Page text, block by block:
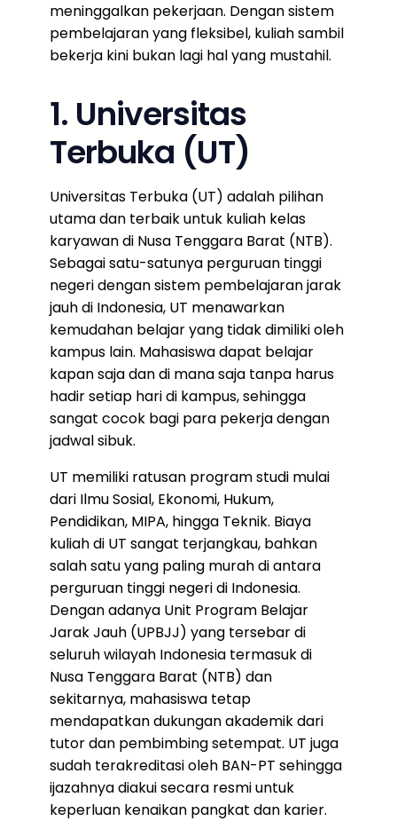
meninggalkan pekerjaan. Dengan sistem
pembelajaran yang fleksibel, kuliah sambil
bekerja kini bukan lagi hal yang mustahil.
1. Universitas
Terbuka (UT)
Universitas Terbuka (UT) adalah pilihan
utama dan terbaik untuk kuliah kelas
karyawan di Nusa Tenggara Barat (NTB).
Sebagai satu-satunya perguruan tinggi
negeri dengan sistem pembelajaran jarak
jauh di Indonesia, UT menawarkan
kemudahan belajar yang tidak dimiliki oleh
kampus lain. Mahasiswa dapat belajar
kapan saja dan di mana saja tanpa harus
hadir setiap hari di kampus, sehingga
sangat cocok bagi para pekerja dengan
jadwal sibuk.
UT memiliki ratusan program studi mulai
dari Ilmu Sosial, Ekonomi, Hukum,
Pendidikan, MIPA, hingga Teknik. Biaya
kuliah di UT sangat terjangkau, bahkan
salah satu yang paling murah di antara
perguruan tinggi negeri di Indonesia.
Dengan adanya Unit Program Belajar
Jarak Jauh (UPBJJ) yang tersebar di
seluruh wilayah Indonesia termasuk di
Nusa Tenggara Barat (NTB) dan
sekitarnya, mahasiswa tetap
mendapatkan dukungan akademik dari
tutor dan pembimbing setempat. UT juga
sudah terakreditasi oleh BAN-PT sehingga
ijazahnya diakui secara resmi untuk
keperluan kenaikan pangkat dan karier.